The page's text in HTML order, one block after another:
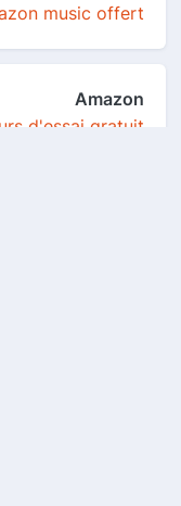
music offert
Amazon
d'essai gratuit